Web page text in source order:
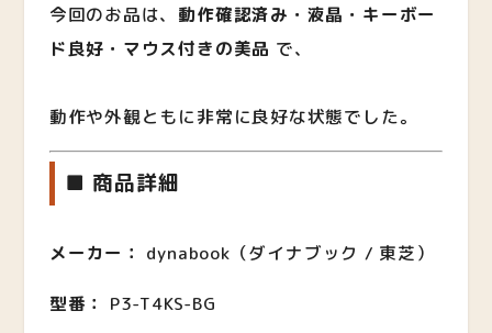
今回のお品は、 動作確認済み・液晶・キーボー
ド良好・マウス付きの美品 で、
動作や外観ともに非常に良好な状態でした。
■ 商品詳細
メーカー： dynabook（ダイナブック / 東芝）
型番： P3-T4KS-BG